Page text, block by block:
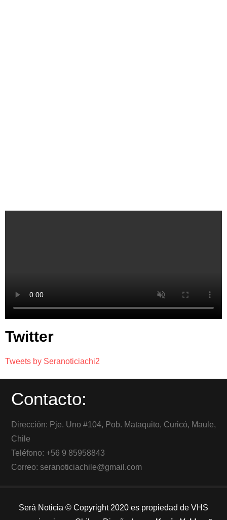
Twitter
Tweets by Seranoticiachi2
Contacto:
Dirección: Pje. Uno #104, Pob. Mataquito, Curicó, Maule,
Chile
Teléfono: +56 9 85958843
Correo: seranoticiachile@gmail.com
Será Noticia © Copyright 2020 es propiedad de VHS